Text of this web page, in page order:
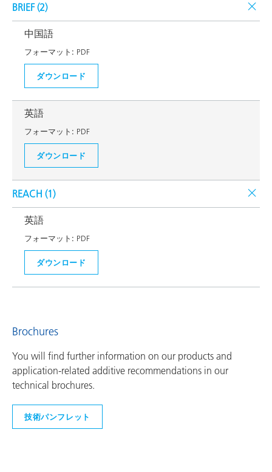
BRIEF (2)
中国語
フォーマット: PDF
ダウンロード
英語
フォーマット: PDF
ダウンロード
REACH (1)
英語
フォーマット: PDF
ダウンロード
Brochures
You will find further information on our products and
application-related additive recommendations in our
technical brochures.
技術パンフレット